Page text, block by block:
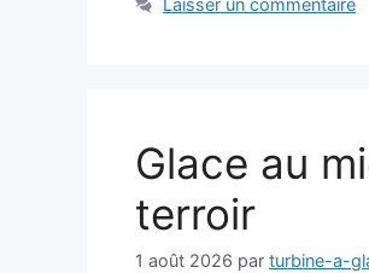
Laisser un commentaire
Glace au
terroir
1 août 2026 par turbine-a-